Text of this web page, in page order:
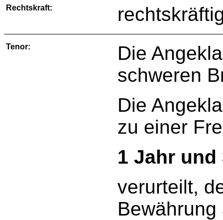
Rechtskraft:
Tenor:
Die
schweren
Die
zu einer
1 Jahr und
verurteilt,